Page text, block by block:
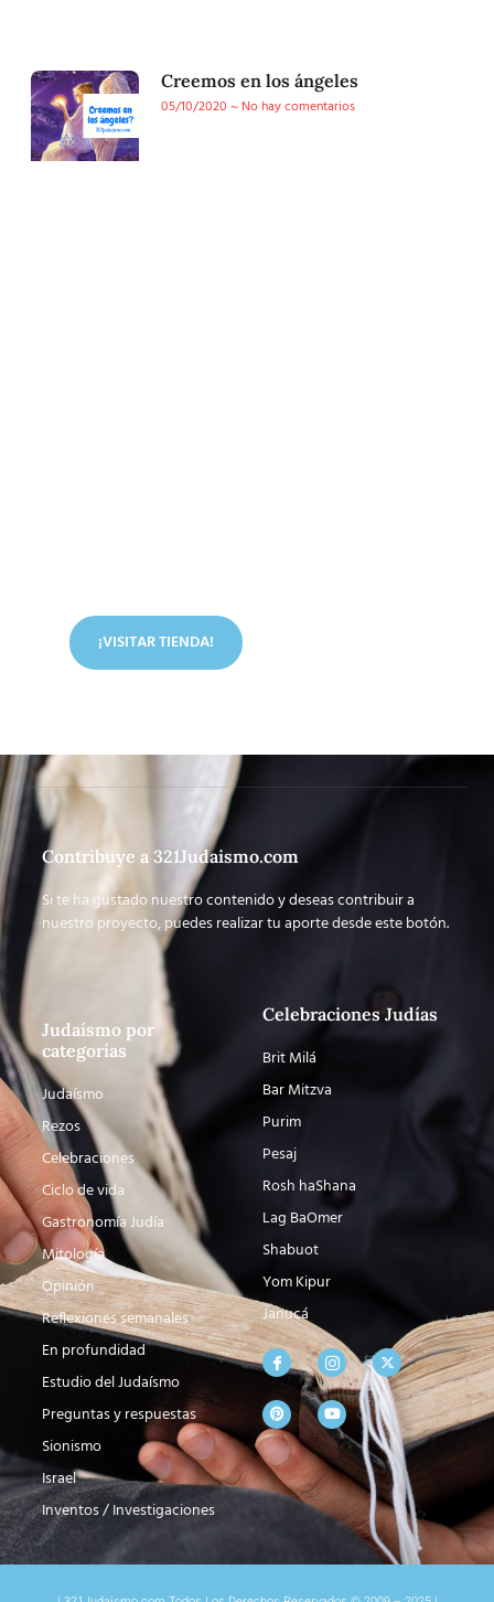
Creemos en los ángeles
05/10/2020
No hay comentarios
¡VISITAR TIENDA!
Contribuye a 321Judaismo.com
Si te ha gustado nuestro contenido y deseas contribuir a
nuestro proyecto, puedes realizar tu aporte desde este botón.
Judaísmo por
categorías
Judaísmo
Rezos
Celebraciones
Ciclo de vida
Gastronomía Judía
Mitología
Opinión
Reflexiones semanales
En profundidad
Estudio del Judaísmo
Preguntas y respuestas
Sionismo
Israel
Inventos / Investigaciones
Celebraciones Judías
Brit Milá
Bar Mitzva
Purim
Pesaj
Rosh haShana
Lag BaOmer
Shabuot
Yom Kipur
Janucá